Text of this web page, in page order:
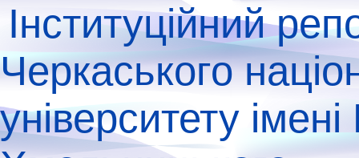
Інституційний
Черкаського
університету